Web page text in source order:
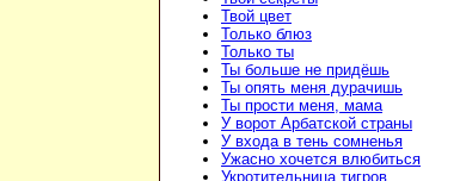
Твой цвет
Только блюз
Только ты
Ты больше не придёшь
Ты опять меня дурачишь
Ты прости меня, мама
У ворот Арбатской страны
У входа в тень сомненья
Ужасно хочется влюбиться
Укротительница тигров